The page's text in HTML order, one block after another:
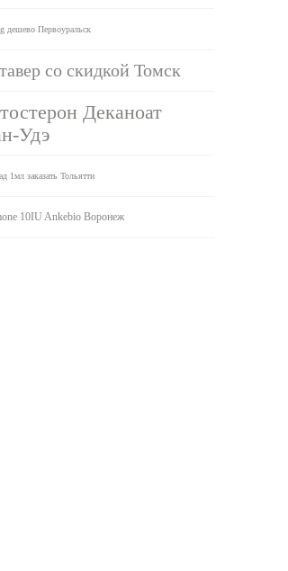
дешево Первоуральск
со скидкой Томск
Деканоат
Удэ
1мл заказать Тольятти
10IU Ankebio Воронеж